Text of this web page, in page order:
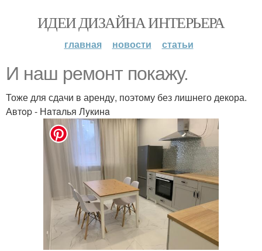
ИДЕИ ДИЗАЙНА ИНТЕРЬЕРА
главная новости статьи
И наш ремонт покажу.
Тоже для сдачи в аренду, поэтому без лишнего декора.
Автop - Нaтaлья Лyкинa